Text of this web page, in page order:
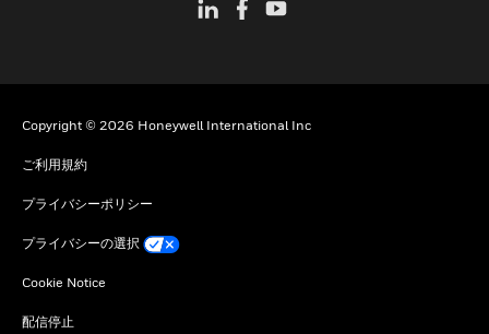
Copyright © 2026 Honeywell International Inc
ご利用規約
プライバシーポリシー
プライバシーの選択
Cookie Notice
配信停止